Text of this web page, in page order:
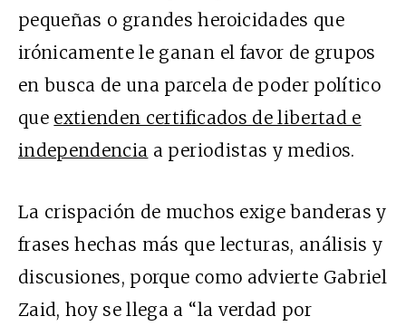
pequeñas o grandes heroicidades que
irónicamente le ganan el favor de grupos
en busca de una parcela de poder político
que extienden certificados de libertad e
independencia a periodistas y medios.
La crispación de muchos exige banderas y
frases hechas más que lecturas, análisis y
discusiones, porque como advierte Gabriel
Zaid, hoy se llega a “la verdad por